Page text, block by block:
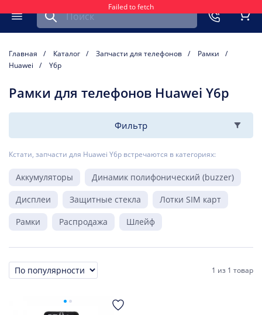
Failed to fetch
Меню
Найти запчасть для мобильного устройства
Главная Каталог Запчасти для телефонов
Рамки
Huawei
Y6p
Рамки для телефонов Huawei Y6p
Фильтр
Кстати, запчасти для Huawei Y6p встречаются в категориях:
Аккумуляторы
Динамик полифонический (buzzer)
Дисплеи
Защитные стекла
Лотки SIM карт
Рамки
Распродажа Шлейф
Сортировка 1 из 1 товар